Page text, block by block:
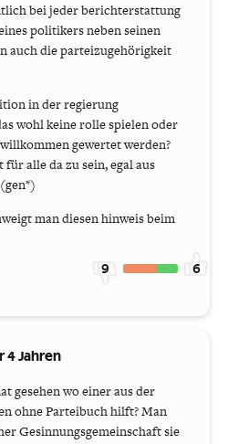
bei jeder berichterstattung
politikers neben seinen
auch die parteizugehörigkeit
in der regierung
wohl keine rolle spielen oder
gewertet werden?
alle da zu sein, egal aus
man diesen hinweis beim
9 6
4 Jahren
gesehen wo einer aus der
ohne Parteibuch hilft? Man
Gesinnungsgemeinschaft sie